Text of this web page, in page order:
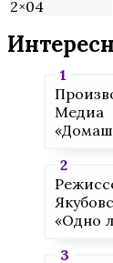
2×04
«Одно